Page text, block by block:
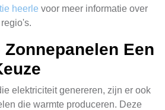
heerle voor meer informatie over
Een
elektriciteit genereren, zijn er ook
die warmte produceren. Deze